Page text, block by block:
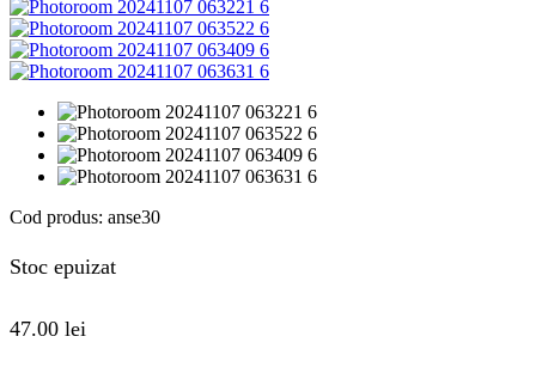
Cod produs: anse30
Stoc epuizat
47.00 lei